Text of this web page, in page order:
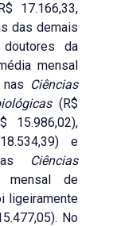
17.166,33,
das demais
da
mensal
Ciências
(R$
15.986,02),
e
Ciências
mensal de
ligeiramente
No